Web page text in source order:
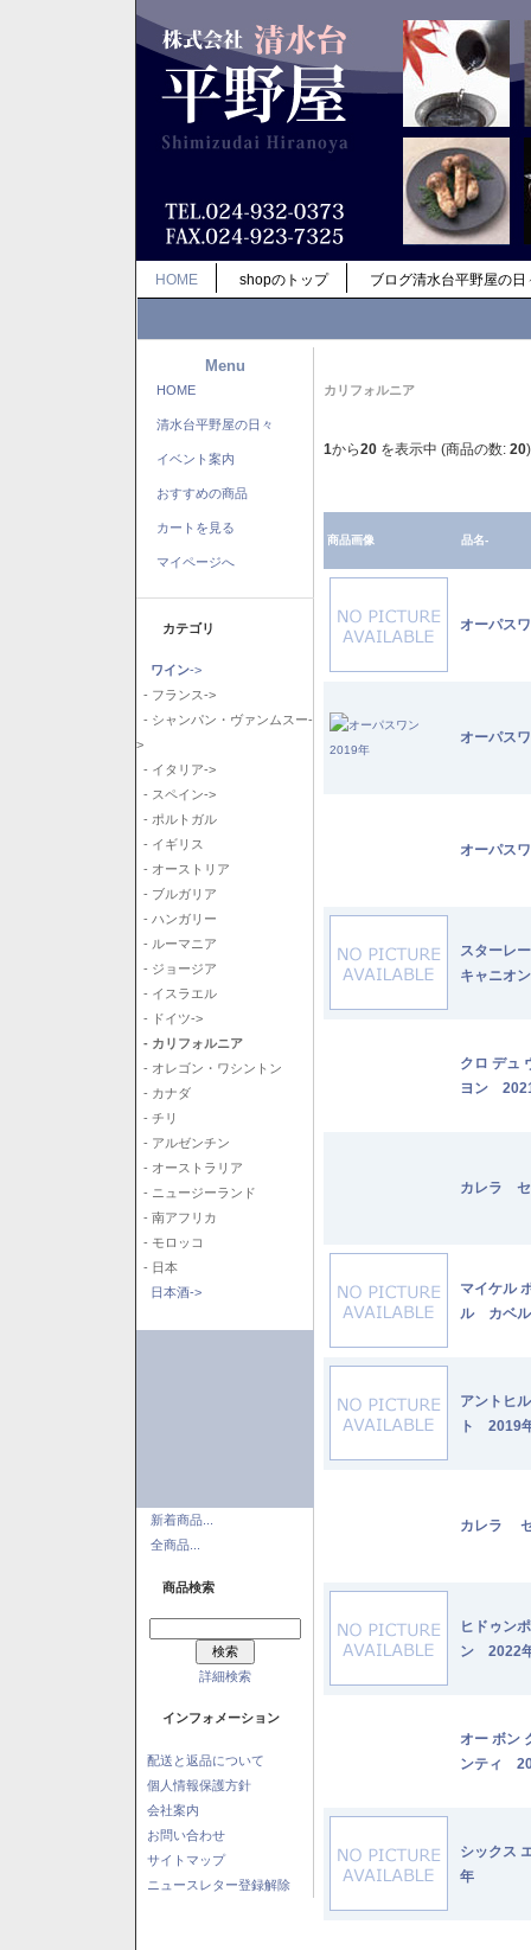
HOME shopのトップ ブログ清水台平野屋の日
Menu
HOME
清水台平野屋の日々
イベント案内
おすすめの商品
カートを見る
マイページへ
カテゴリ
ワイン->
- フランス->
- シャンパン・ヴァンムスー-
>
- イタリア->
- スペイン->
- ポルトガル
- イギリス
- オーストリア
- ブルガリア
- ハンガリー
- ルーマニア
- ジョージア
- イスラエル
- ドイツ->
- カリフォルニア
- オレゴン・ワシントン
- カナダ
- チリ
- アルゼンチン
- オーストラリア
- ニュージーランド
- 南アフリカ
- モロッコ
- 日本
日本酒->
新着商品...
全商品...
商品検索
詳細検索
インフォメーション
配送と返品について
個人情報保護方針
会社案内
お問い合わせ
サイトマップ
ニュースレター登録解除
カリフォルニア
1から20 を表示中 (商品の数: 20)
商品画像 品名-
オーパス
オーパス
オーパス
スターレ
キャニオ
クロ デュ
ヨン
カレラ
マイケル
ル カベ
アントヒ
ト 2019
カレラ
ヒドゥン
ン 2022
オー ボン
ンティ
シックス
年